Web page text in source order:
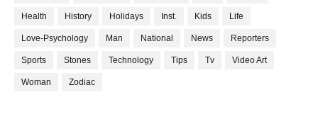
Health History Holidays Inst. Kids Life
Love-Psychology Man National News Reporters
Sports Stones Technology Tips Tv Video Art
Woman Zodiac